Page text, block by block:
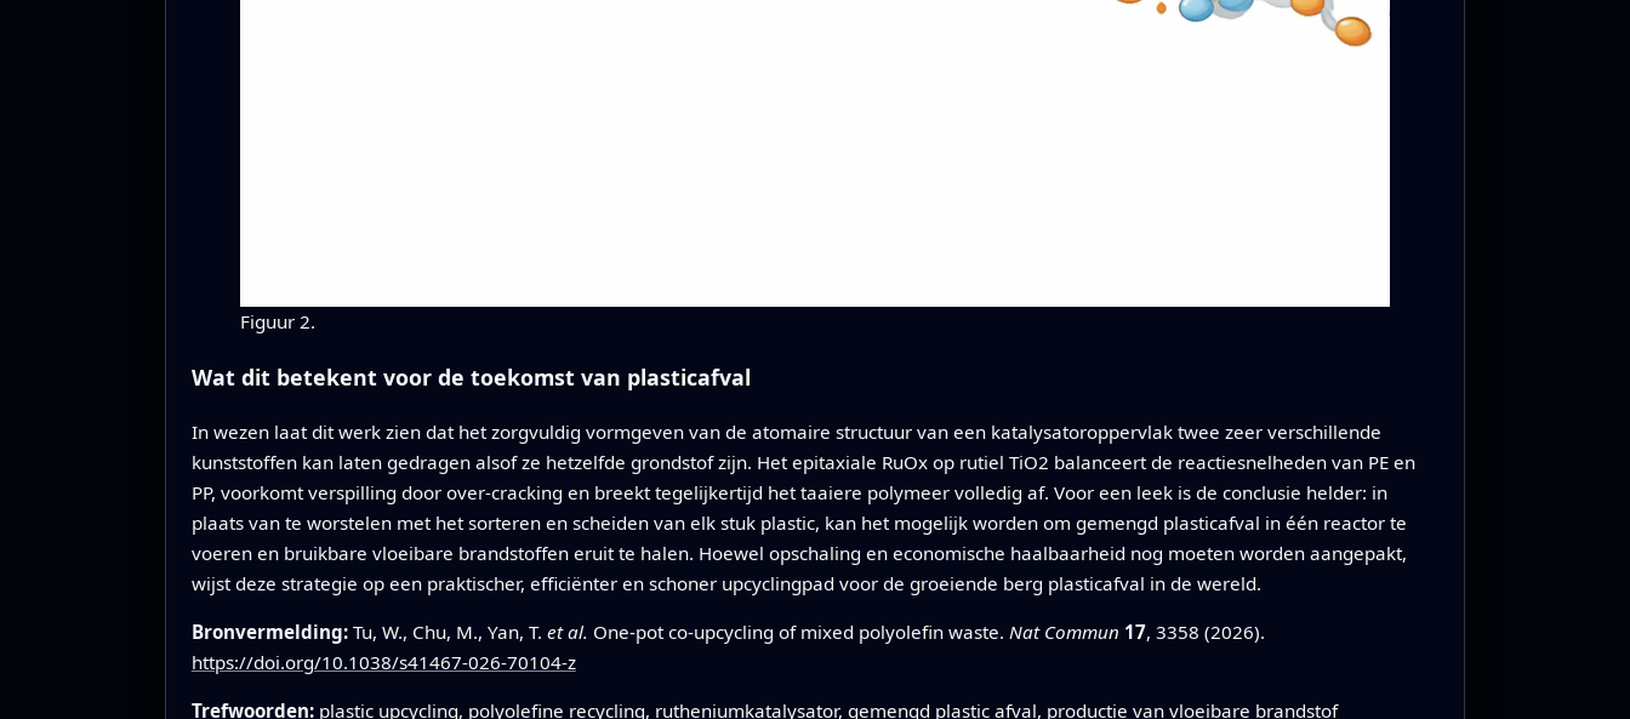
Figuur 2.
Wat dit betekent voor de toekomst van plasticafval
In wezen laat dit werk zien dat het zorgvuldig vormgeven van de atomaire structuur van een katalysatoroppervlak twee zeer verschillende
kunststoffen kan laten gedragen alsof ze hetzelfde grondstof zijn. Het epitaxiale RuOx op rutiel TiO2 balanceert de reactiesnelheden van PE en
PP, voorkomt verspilling door over-cracking en breekt tegelijkertijd het taaiere polymeer volledig af. Voor een leek is de conclusie helder: in
plaats van te worstelen met het sorteren en scheiden van elk stuk plastic, kan het mogelijk worden om gemengd plasticafval in één reactor te
voeren en bruikbare vloeibare brandstoffen eruit te halen. Hoewel opschaling en economische haalbaarheid nog moeten worden aangepakt,
wijst deze strategie op een praktischer, efficiënter en schoner upcyclingpad voor de groeiende berg plasticafval in de wereld.
Bronvermelding: Tu, W., Chu, M., Yan, T. et al. One-pot co-upcycling of mixed polyolefin waste. Nat Commun 17, 3358 (2026).
https://doi.org/10.1038/s41467-026-70104-z
Trefwoorden: plastic upcycling, polyolefine recycling, rutheniumkatalysator, gemengd plastic afval, productie van vloeibare brandstof